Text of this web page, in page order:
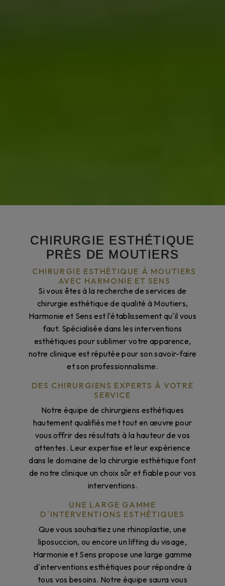
CHIRURGIE ESTHÉTIQUE
PRÈS DE MOUTIERS
CHIRURGIE ESTHÉTIQUE À MOUTIERS
AVEC HARMONIE ET SENS
Si vous êtes à la recherche de services de
chirurgie esthétique de qualité à Moutiers,
Harmonie et Sens est l'établissement qu'il vous
faut. Spécialisée dans les interventions
esthétiques pour sublimer votre apparence,
notre clinique est réputée pour son savoir-faire
et son professionnalisme.
DES CHIRURGIENS EXPERTS À VOTRE
SERVICE
Notre équipe de chirurgiens esthétiques
hautement qualifiés met tout en œuvre pour
vous offrir des résultats à la hauteur de vos
attentes. Leur expertise et leur expérience
dans le domaine de la chirurgie esthétique font
de notre clinique un choix sûr et fiable pour vos
interventions.
UNE LARGE GAMME
D'INTERVENTIONS ESTHÉTIQUES
Que vous souhaitiez une rhinoplastie, une
liposuccion, ou encore un lifting du visage,
Harmonie et Sens propose une large gamme
d'interventions esthétiques pour répondre à
tous vos besoins. Notre équipe saura vous